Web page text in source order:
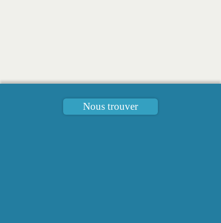
Nous trouver